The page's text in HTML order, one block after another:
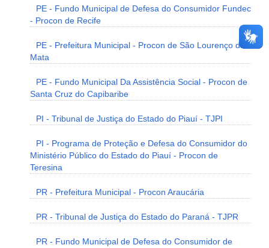
PE - Fundo Municipal de Defesa do Consumidor Fundec
- Procon de Recife
PE - Prefeitura Municipal - Procon de São Lourenço da
Mata
PE - Fundo Municipal Da Assistência Social - Procon de
Santa Cruz do Capibaribe
PI - Tribunal de Justiça do Estado do Piauí - TJPI
PI - Programa de Proteção e Defesa do Consumidor do
Ministério Público do Estado do Piauí - Procon de
Teresina
PR - Prefeitura Municipal - Procon Araucária
PR - Tribunal de Justiça do Estado do Paraná - TJPR
PR - Fundo Municipal de Defesa do Consumidor de